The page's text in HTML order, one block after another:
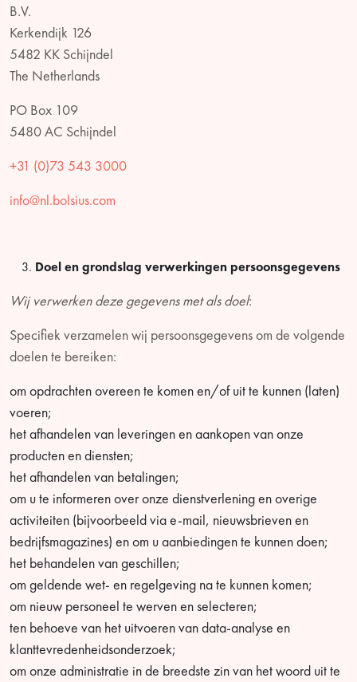
B.V.
Kerkendijk 126
5482 KK Schijndel
The Netherlands
PO Box 109
5480 AC Schijndel
+31 (0)73 543 3000
info@nl.bolsius.com
Doel en grondslag verwerkingen persoonsgegevens
Wij verwerken deze gegevens met als doel:
Specifiek verzamelen wij persoonsgegevens om de volgende
doelen te bereiken:
om opdrachten overeen te komen en/of uit te kunnen (laten)
voeren;
het afhandelen van leveringen en aankopen van onze
producten en diensten;
het afhandelen van betalingen;
om u te informeren over onze dienstverlening en overige
activiteiten (bijvoorbeeld via e-mail, nieuwsbrieven en
bedrijfsmagazines) en om u aanbiedingen te kunnen doen;
het behandelen van geschillen;
om geldende wet- en regelgeving na te kunnen komen;
om nieuw personeel te werven en selecteren;
ten behoeve van het uitvoeren van data-analyse en
klanttevredenheidsonderzoek;
om onze administratie in de breedste zin van het woord uit te